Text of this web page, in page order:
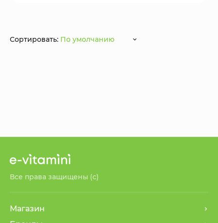
Сортировать: По умолчанию
Все права защищены (с)
Магазин